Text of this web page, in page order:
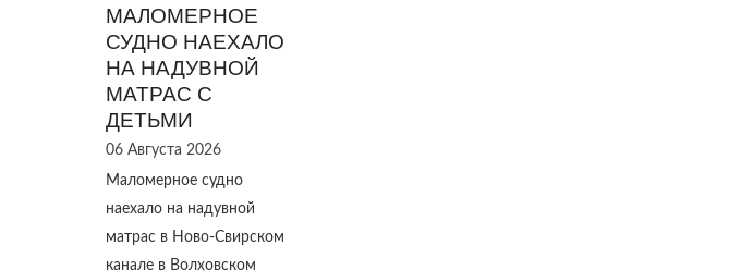
МАЛОМЕРНОЕ
СУДНО НАЕХАЛО
НА НАДУВНОЙ
МАТРАС С
ДЕТЬМИ
06 Августа 2026
Маломерное судно
наехало на надувной
матрас в Ново‑Свирском
канале в Волховском